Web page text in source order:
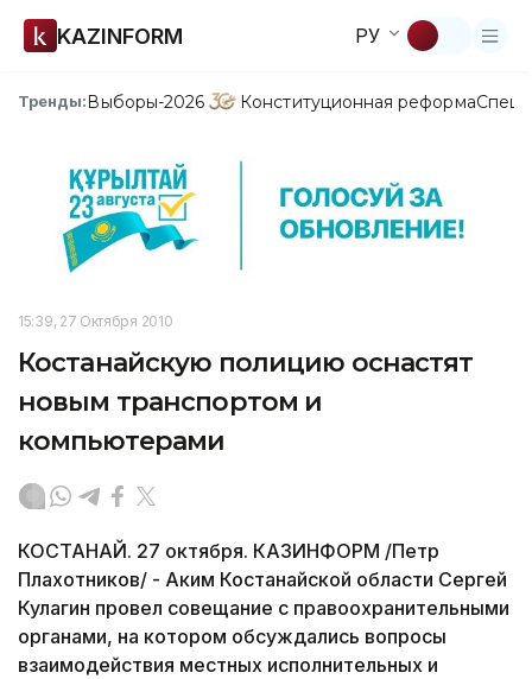
KAZINFORM РУ
Тренды:Выборы-2026 Конституционная реформа
15:39, 27 Октября 2010
Костанайскую полицию оснастят
новым транспортом и
компьютерами
КОСТАНАЙ. 27 октября. КАЗИНФОРМ /Петр
Плахотников/ - Аким Костанайской области Сергей
Кулагин провел совещание с правоохранительными
органами, на котором обсуждались вопросы
взаимодействия местных исполнительных и